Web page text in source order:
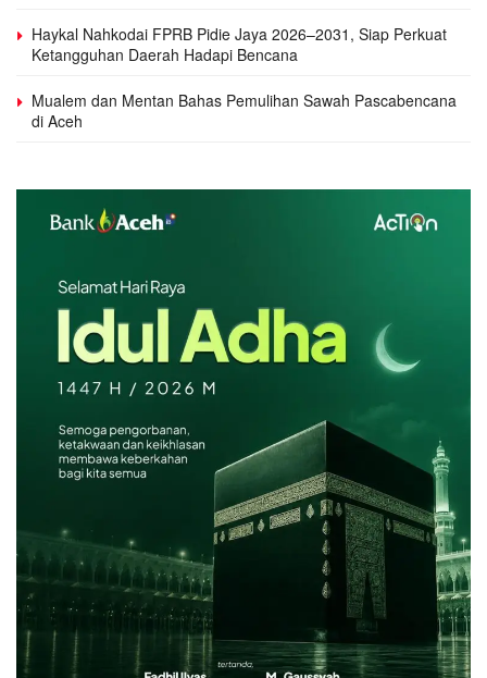
Haykal Nahkodai FPRB Pidie Jaya 2026–2031, Siap Perkuat
Ketangguhan Daerah Hadapi Bencana
Mualem dan Mentan Bahas Pemulihan Sawah Pascabencana
di Aceh